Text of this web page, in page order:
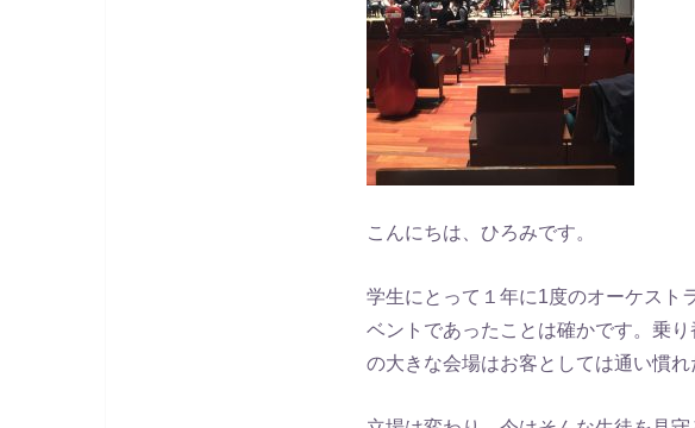
こんにちは、ひろみです。
学生にとって１年に1度のオーケスト
ベントであったことは確かです。乗
の大きな会場はお客としては通い慣